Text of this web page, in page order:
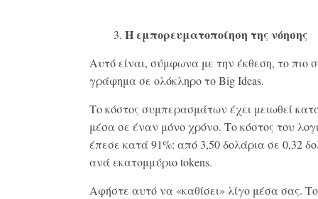
Η εμπορευματοποίηση της νόησης
Αυτό είναι, σύμφωνα με την έκθεση, το πιο
γράφημα σε ολόκληρο το Big Ideas.
Το κόστος συμπερασμάτων έχει μειωθεί
μέσα σε έναν μόνο χρόνο. Το κόστος του
έπεσε κατά 91%: από 3,50 δολάρια σε 0,32
ανά εκατομμύριο tokens.
Αφήστε αυτό να «καθίσει» λίγο μέσα σας.